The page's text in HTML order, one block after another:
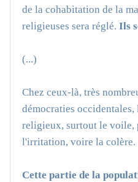
de la cohabitation de la
religieuses sera réglé.Ils
(...)
Chez ceux-là, très
démocraties
religieux, surtout le
l'irritation, voire la colère.
Cette partie de la